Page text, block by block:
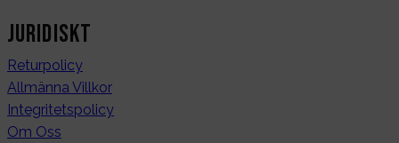
Juridiskt
Returpolicy
Allmänna Villkor
Integritetspolicy
Om Oss